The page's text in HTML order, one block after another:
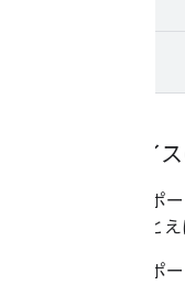
デバイ
このレポ
す。たと
このレポ